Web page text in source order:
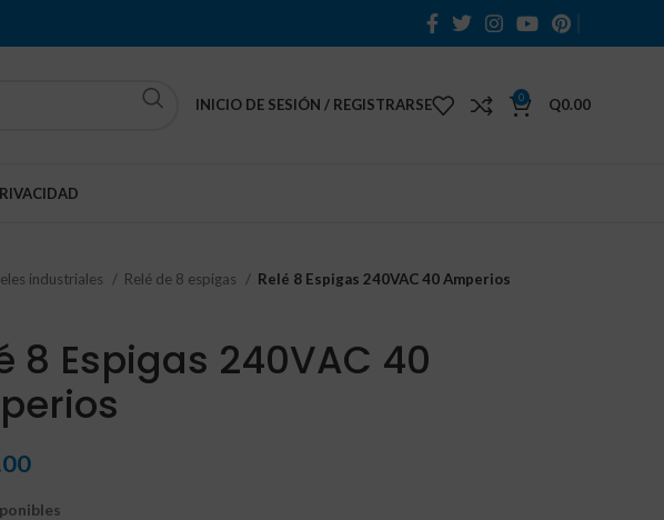
INICIO DE SESIÓN / REGISTRARSE 0 Q0.00
industriales Relé de 8 espigas Relé 8 Espigas 240VAC 40 Amperios
8 Espigas 240VAC 40